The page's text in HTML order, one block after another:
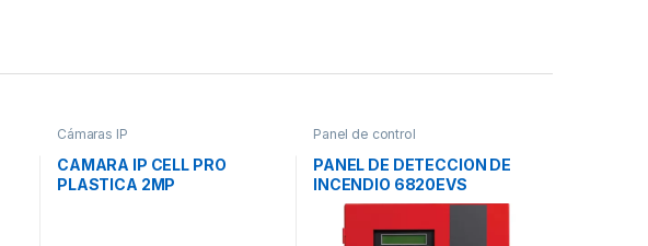
Cámaras IP
CAMARA IP CELL PRO
PLASTICA 2MP
Panel de control
PANEL DE DETECCION DE
INCENDIO 6820EVS